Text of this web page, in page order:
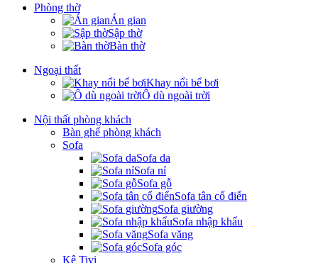
Phòng thờ
Án gian
Sập thờ
Bàn thờ
Ngoại thất
Khay nổi bể bơi
Ô dù ngoài trời
Nội thất phòng khách
Bàn ghế phòng khách
Sofa
Sofa da
Sofa nỉ
Sofa gỗ
Sofa tân cổ điển
Sofa giường
Sofa nhập khẩu
Sofa văng
Sofa góc
Kệ Tivi